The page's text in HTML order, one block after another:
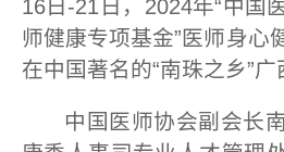
16日-21日，2024年“中国
师健康专项基金”医师身心
在中国著名的“南珠之乡”广
中国医师协会副会长